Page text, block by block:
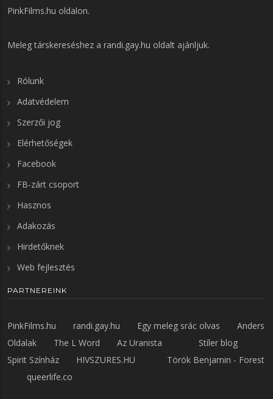
PinkFilms.hu oldalon.
Meleg társkereséshez a randi.gay.hu oldalt ajánljuk.
Rólunk
Adatvédelem
Szerzői jog
Elérhetőségek
Facebook
FB-zárt csoport
Hasznos
Adakozás
Hirdetőknek
Web fejlesztés
PARTNEREINK
PinkFilms.hu randi.gay.hu Egy meleg srác olvas
Anders
Oldalak
The L Word Az Uranista
Stíler blog
Spirit Színház
HIVSZURES.HU
Török Benjamin - Forest
queerlife.co